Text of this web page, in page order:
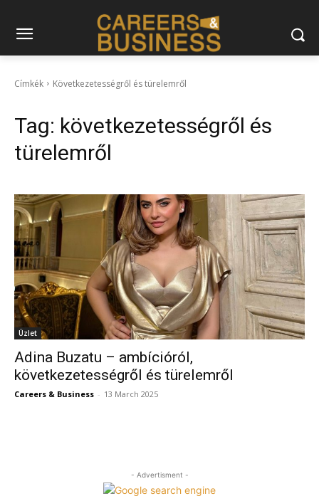
Címkék Következetességről és türelemről
Tag: következetességről és
türelemről
Üzlet
Adina Buzatu – ambícióról,
következetességről és türelemről
Careers & Business - 13 March 2025
- Advertisment -